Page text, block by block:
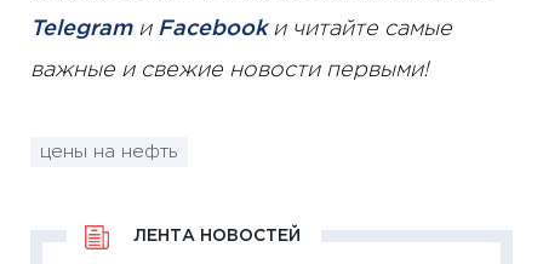
Telegramи Facebookи читайте самые
важные и свежие новости первыми!
цены на нефть
ЛЕНТА НОВОСТЕЙ